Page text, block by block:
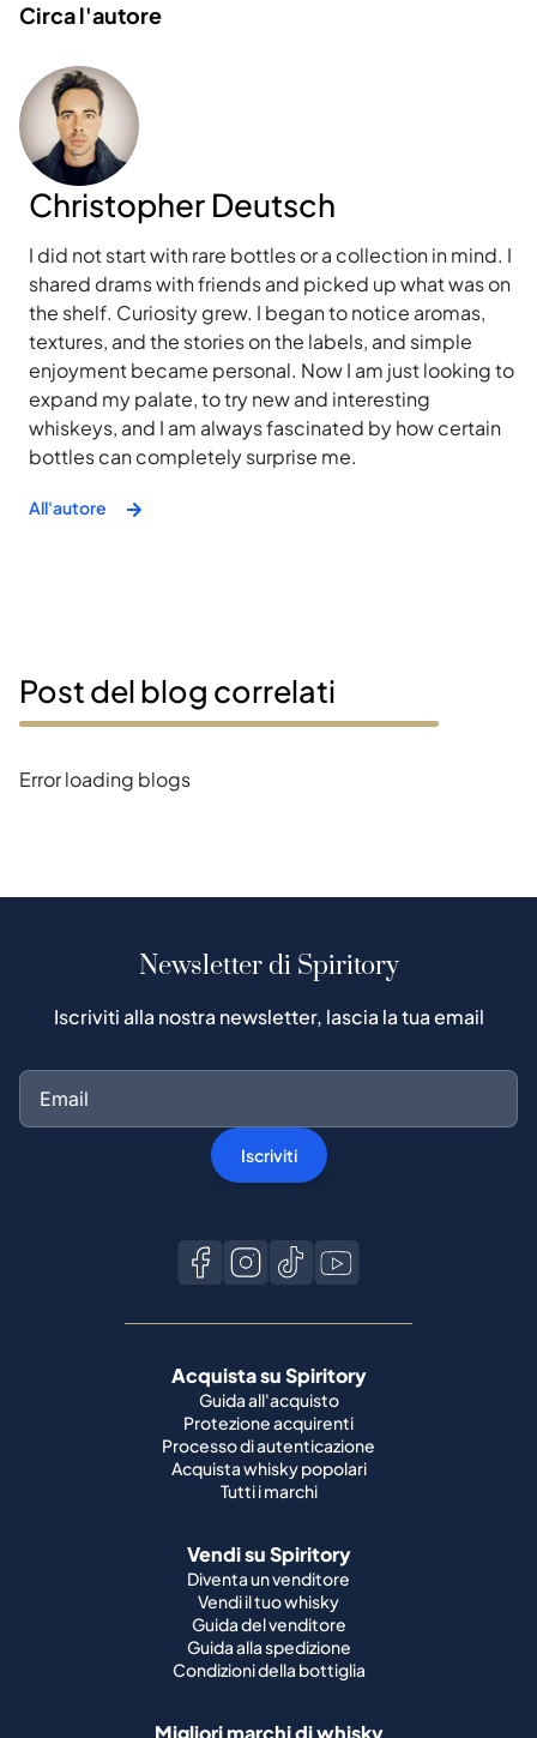
Circa l'autore
Christopher Deutsch
I did not start with rare bottles or a collection in mind. I
shared drams with friends and picked up what was on
the shelf. Curiosity grew. I began to notice aromas,
textures, and the stories on the labels, and simple
enjoyment became personal. Now I am just looking to
expand my palate, to try new and interesting
whiskeys, and I am always fascinated by how certain
bottles can completely surprise me.
All'autore
Post del blog correlati
Error loading blogs
Newsletter di Spiritory
Iscriviti alla nostra newsletter, lascia la tua email
Iscriviti
Acquista su Spiritory
Guida all'acquisto
Protezione acquirenti
Processo di autenticazione
Acquista whisky popolari
Tutti i marchi
Vendi su Spiritory
Diventa un venditore
Vendi il tuo whisky
Guida del venditore
Guida alla spedizione
Condizioni della bottiglia
Migliori marchi di whisky